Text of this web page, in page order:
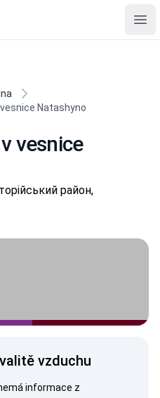
vesnice Natashyno
vesnice
район,
vzduchu
informace z